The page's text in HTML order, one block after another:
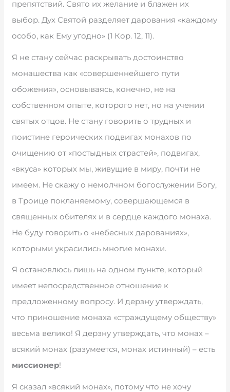
препятствий. Свято их желание и блажен их
выбор. Дух Святой разделяет дарования «каждому
особо, как Ему угодно» (1 Кор. 12, 11).
Я не стану сейчас раскрывать достоинство
монашества как «совершеннейшего пути
обожения», основываясь, конечно, не на
собственном опыте, которого нет, но на учении
святых отцов. Не стану говорить о трудных и
поистине героических подвигах монахов по
очищению от «постыдных страстей», подвигах,
«вкуса» которых мы, живущие в миру, почти не
имеем. Не скажу о немолчном богослужении Богу,
в Троице покланяемому, совершающемся в
священных обителях и в сердце каждого монаха.
Не буду говорить о «небесных дарованиях»,
которыми украсились многие монахи.
Я остановлюсь лишь на одном пункте, который
имеет непосредственное отношение к
предложенному вопросу. И дерзну утверждать,
что приношение монаха «страждущему обществу»
весьма велико! Я дерзну утверждать, что монах –
всякий монах (разумеется, монах истинный) – есть
миссионер!
Я сказал «всякий монах», потому что не хочу